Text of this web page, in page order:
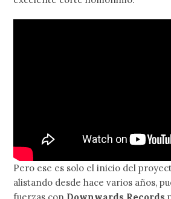
Pero ese es solo el inicio del
alistando desde hace varios años,